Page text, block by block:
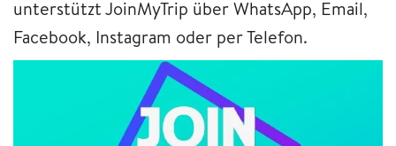
unterstützt JoinMyTrip über WhatsApp, Email,
Facebook, Instagram oder per Telefon.